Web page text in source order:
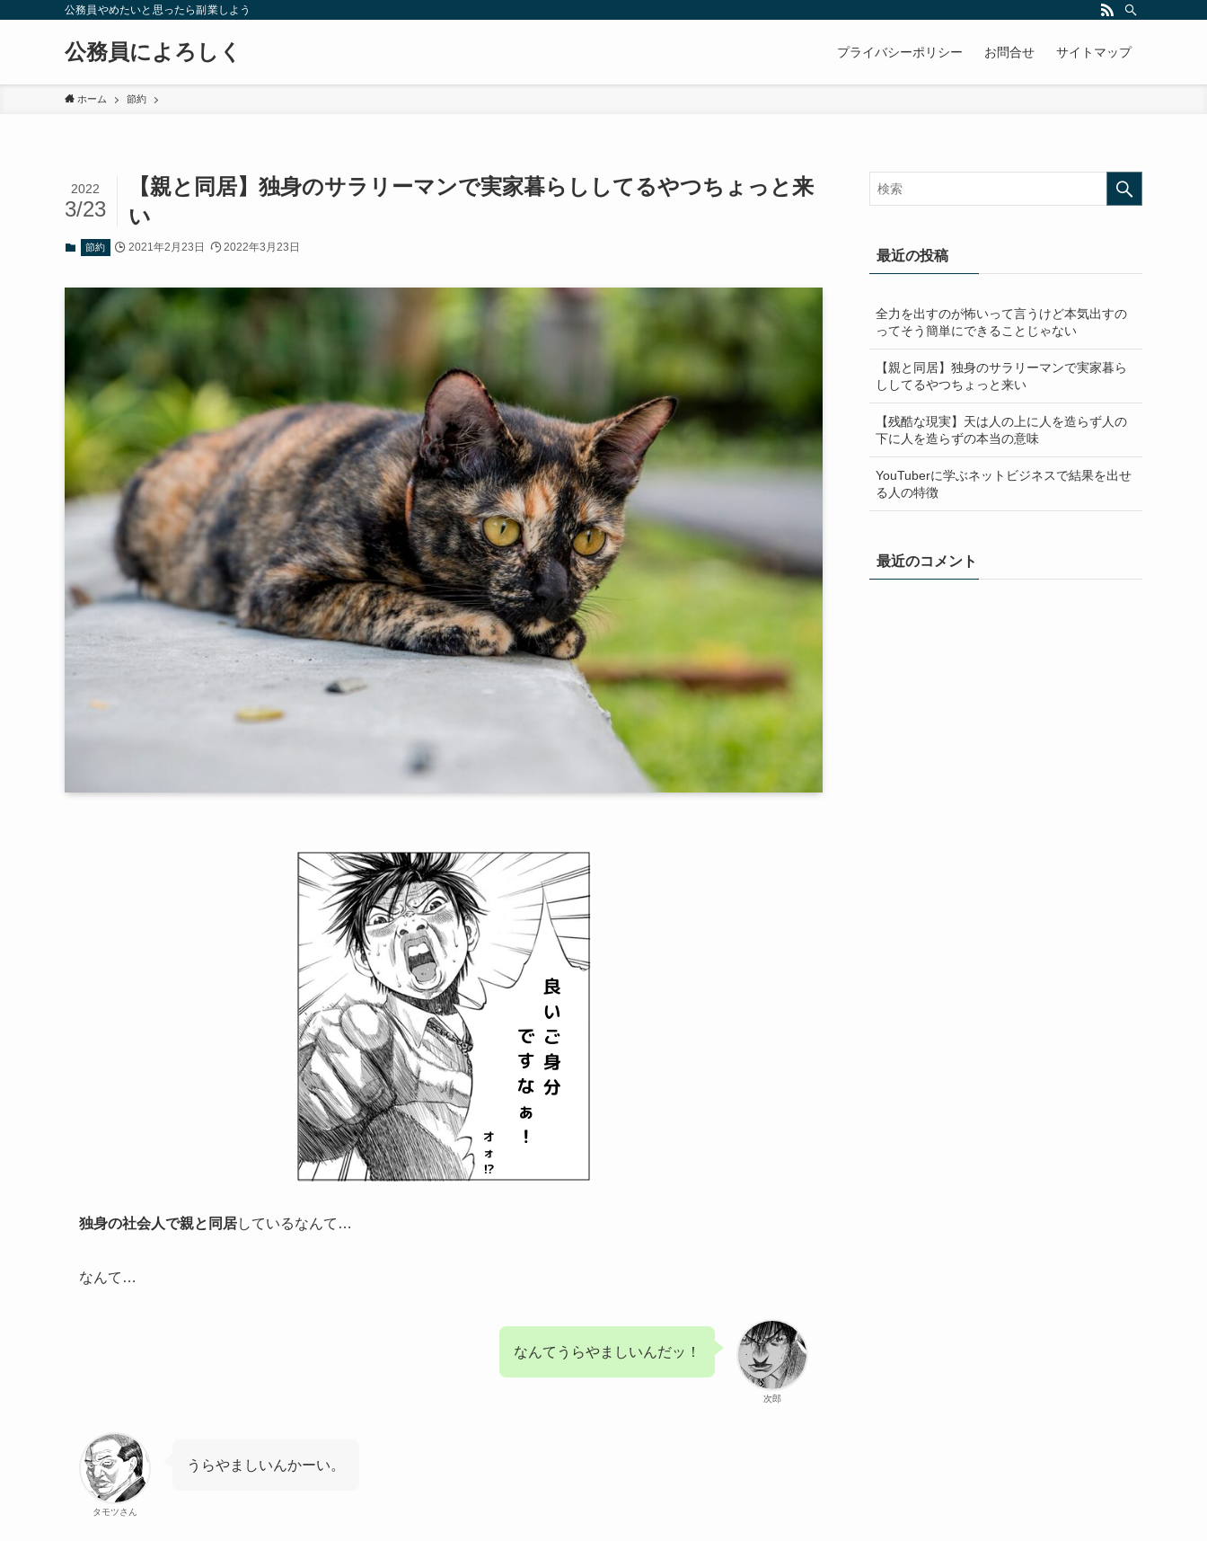
公務員やめたいと思ったら副業しよう
公務員によろしく プライバシーポリシー お問合せ サイトマップ
ホーム 節約
【親と同居】独身のサラリーマンで実家暮らししてるやつちょっと来
い
2022
3/23
節約 2021年2月23日 2022年3月23日
独身の社会人で親と同居しているなんて…
なんて…
次郎
なんてうらやましいんだッ！
タモツさん
うらやましいんかーい。
最近の投稿
全力を出すのが怖いって言うけど本気出すの
ってそう簡単にできることじゃない
【親と同居】独身のサラリーマンで実家暮ら
ししてるやつちょっと来い
【残酷な現実】天は人の上に人を造らず人の
下に人を造らずの本当の意味
YouTuberに学ぶネットビジネスで結果を出せ
る人の特徴
最近のコメント